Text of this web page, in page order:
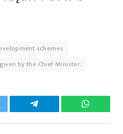
schemes
by the Chief Minister.
Telegram